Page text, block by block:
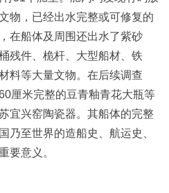
物，已经出水完整或可修复的
在船体及周围还出水了紫砂
残件、桅杆、大型船材、铁
料等大量文物。在后续调查
厘米完整的豆青釉青花大瓶等
宜兴窑陶瓷器。其船体的完整
乃至世界的造船史、航运史、
要意义。